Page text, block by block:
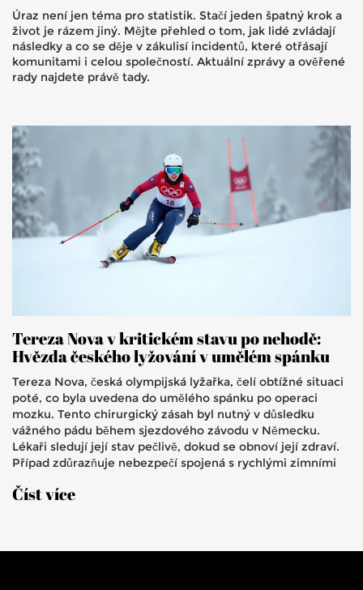
Úraz není jen téma pro statistik. Stačí jeden špatný krok a
život je rázem jiný. Mějte přehled o tom, jak lidé zvládají
následky a co se děje v zákulisí incidentů, které otřásají
komunitami i celou společností. Aktuální zprávy a ověřené
rady najdete právě tady.
Tereza Nova v kritickém stavu po nehodě:
Hvězda českého lyžování v umělém spánku
Tereza Nova, česká olympijská lyžařka, čelí obtížné situaci
poté, co byla uvedena do umělého spánku po operaci
mozku. Tento chirurgický zásah byl nutný v důsledku
vážného pádu během sjezdového závodu v Německu.
Lékaři sledují její stav pečlivě, dokud se obnoví její zdraví.
Případ zdůrazňuje nebezpečí spojená s rychlými zimními
Číst více